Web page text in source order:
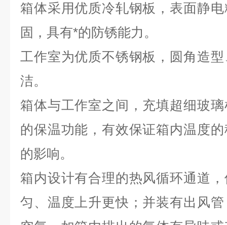
箱体采用优质冷轧钢板，表面静
固，具有*的防锈能力。
工作室为优质不锈钢板，圆角造
洁。
箱体与工作室之间，充填超细玻
的保温功能，有效保证箱内温度
的影响。
箱内设计有合理的热风循环通道
匀、温度上升更快；并装有出风